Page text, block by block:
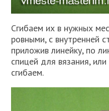
Сгибаем их в нужных
ровными, с внутренней
приложив линейку, по
спицей для вязания,
сгибаем.